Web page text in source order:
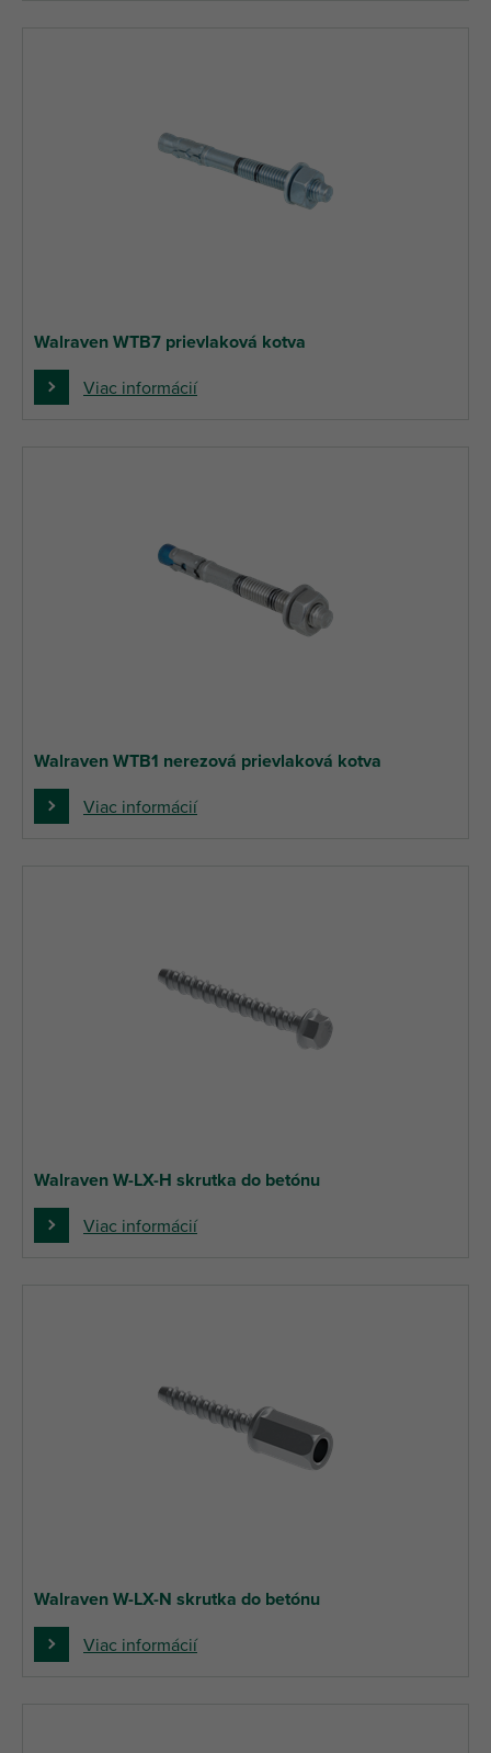
Walraven WTB7 prievlaková kotva
Viac informácií
Walraven WTB1 nerezová prievlaková kotva
Viac informácií
Walraven W-LX-H skrutka do betónu
Viac informácií
Walraven W-LX-N skrutka do betónu
Viac informácií